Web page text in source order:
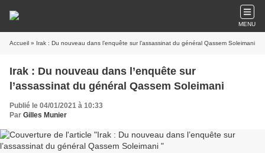
MENU
Accueil » Irak : Du nouveau dans l’enquête sur l’assassinat du général Qassem Soleimani
Irak : Du nouveau dans l’enquête sur
l’assassinat du général Qassem Soleimani
Publié le 04/01/2021 à 10:33
Par Gilles Munier